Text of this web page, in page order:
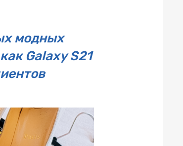
модных
Galaxy S21